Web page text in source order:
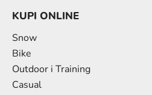
KUPI ONLINE
Snow
Bike
Outdoor i Training
Casual